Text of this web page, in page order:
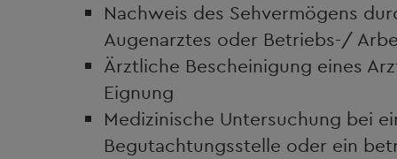
Nachweis des Sehvermögens
Augenarztes oder Betriebs-/
Ärztliche Bescheinigung eines
Eignung
Medizinische Untersuchung bei
Begutachtungsstelle oder ein